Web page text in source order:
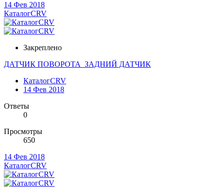
14 Фев 2018
КаталогCRV
Закреплено
ДАТЧИК ПОВОРОТА_ЗАДНИЙ ДАТЧИК
КаталогCRV
14 Фев 2018
Ответы
0
Просмотры
650
14 Фев 2018
КаталогCRV